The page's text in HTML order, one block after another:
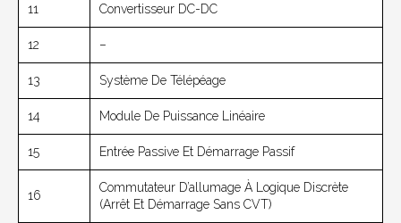
11 Convertisseur DC-DC
12 –
13 Système De Télépéage
14 Module De Puissance Linéaire
15 Entrée Passive Et Démarrage Passif
16
Commutateur D’allumage À Logique Discrète
(arrêt Et Démarrage Sans CVT)